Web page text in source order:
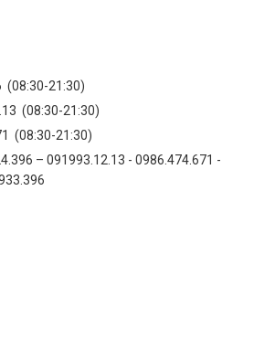
(08:30-21:30)
(08:30-21:30)
(08:30-21:30)
– 091993.12.13 - 0986.474.671 -